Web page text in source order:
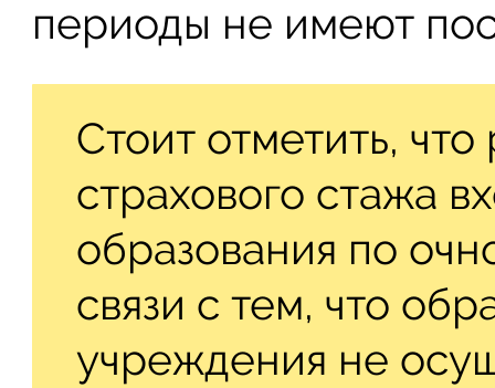
периоды не имеют
Стоит отметить,
страхового стажа
образования по
связи с тем, что
учреждения не